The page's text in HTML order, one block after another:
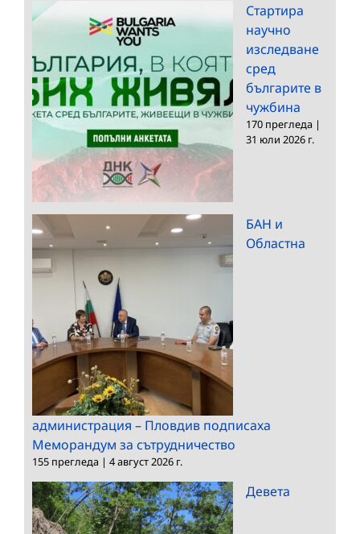
Стартира
научно
изследване
сред
българите в
чужбина
170 прегледа |
31 юли 2026 г.
БАН и
Областна
администрация – Пловдив подписаха
Меморандум за сътрудничество
155 прегледа | 4 август 2026 г.
Девета